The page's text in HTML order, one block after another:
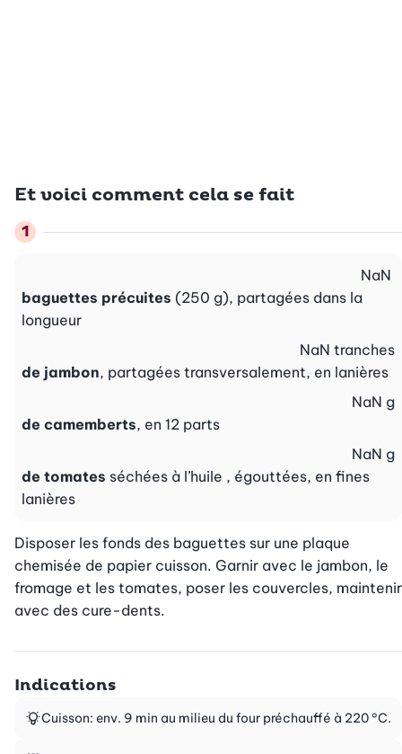
Et voici comment cela se fait
baguettes précuites (250 g), partagées dans la
longueur
NaN
de jambon, partagées transversalement, en lanières
NaN tranches
de camemberts, en 12 parts
NaN g
de tomates séchées à l’huile , égouttées, en fines
lanières
NaN g
Disposer les fonds des baguettes sur une plaque
chemisée de papier cuisson. Garnir avec le jambon, le
fromage et les tomates, poser les couvercles, maintenir
avec des cure-dents.
Indications
Cuisson: env. 9 min au milieu du four préchauffé à 220 °C.